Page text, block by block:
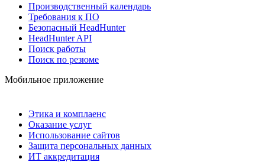
Производственный календарь
Требования к ПО
Безопасный HeadHunter
HeadHunter API
Поиск работы
Поиск по резюме
Мобильное приложение
Этика и комплаенс
Оказание услуг
Использование сайтов
Защита персональных данных
ИТ аккредитация